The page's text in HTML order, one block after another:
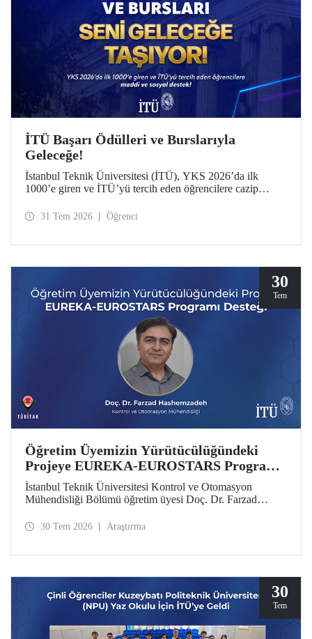
İTÜ Başarı Ödülleri ve Burslarıyla
Geleceğe!
İstanbul Teknik Üniversitesi (İTÜ), YKS 2026’da ilk
1000’e giren ve İTÜ’yü tercih eden öğrencilere cazip
31 Tem 2026 Öğrenci
30
Tem
Öğretim Üyemizin Yürütücülüğündeki
Projeye EUREKA-EUROSTARS Programı
Desteği
İstanbul Teknik Üniversitesi Kontrol ve Otomasyon
Mühendisliği Bölümü öğretim üyesi Doç. Dr. Farzad
Driven Resilient Power Systems: Revolutionizing Energy
30 Tem 2026 Araştırma
30
Tem